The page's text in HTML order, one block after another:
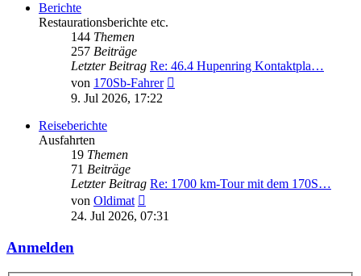
Berichte
Restaurationsberichte etc.
144 Themen
257 Beiträge
Letzter Beitrag Re: 46.4 Hupenring Kontaktpla…
von 170Sb-Fahrer
9. Jul 2026, 17:22
Reiseberichte
Ausfahrten
19 Themen
71 Beiträge
Letzter Beitrag Re: 1700 km-Tour mit dem 170S…
von Oldimat
Beitrag
24. Jul 2026, 07:31
Anmelden